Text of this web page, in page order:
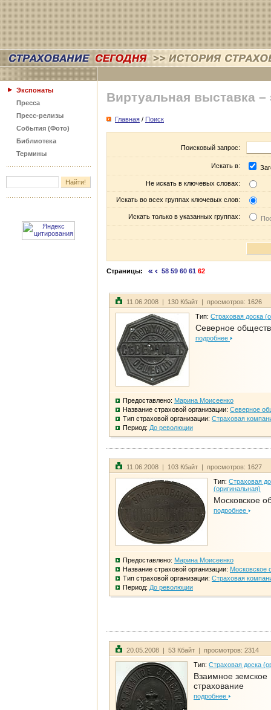
Экспонаты
Пресса
Пресс-релизы
События (Фото)
Библиотека
Термины
Виртуальная выставка –
Главная / Поиск
Поисковый запрос:
Искать в:
Не искать в ключевых словах:
Искать во всех группах ключевых слов:
Искать только в указанных группах:
Страницы: 58 59 60 61 62
11.06.2008 | 130 Кбайт | просмотров: 1626
Тип: Страховая доска
Северное
подробнее
Предоставлено: Марина Моисеенко
Название страховой организации: Северное
Тип страховой организации: Страховая
Период: До революции
11.06.2008 | 103 Кбайт | просмотров: 1627
Тип: Страховая
(оригинальная)
Московское
подробнее
Предоставлено: Марина Моисеенко
Название страховой организации: Московское
Тип страховой организации: Страховая
Период: До революции
20.05.2008 | 53 Кбайт | просмотров: 2314
Тип: Страховая доска
Взаимное земское
страхование
подробнее